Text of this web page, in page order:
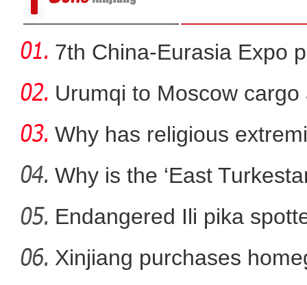
新疆引洪灌溉为胡杨
7th China-Eurasia Expo
Urumqi to Moscow
Why has religious
rootless g
Why is the ‘East
Endangered Ili pika
Xinjiang purchases